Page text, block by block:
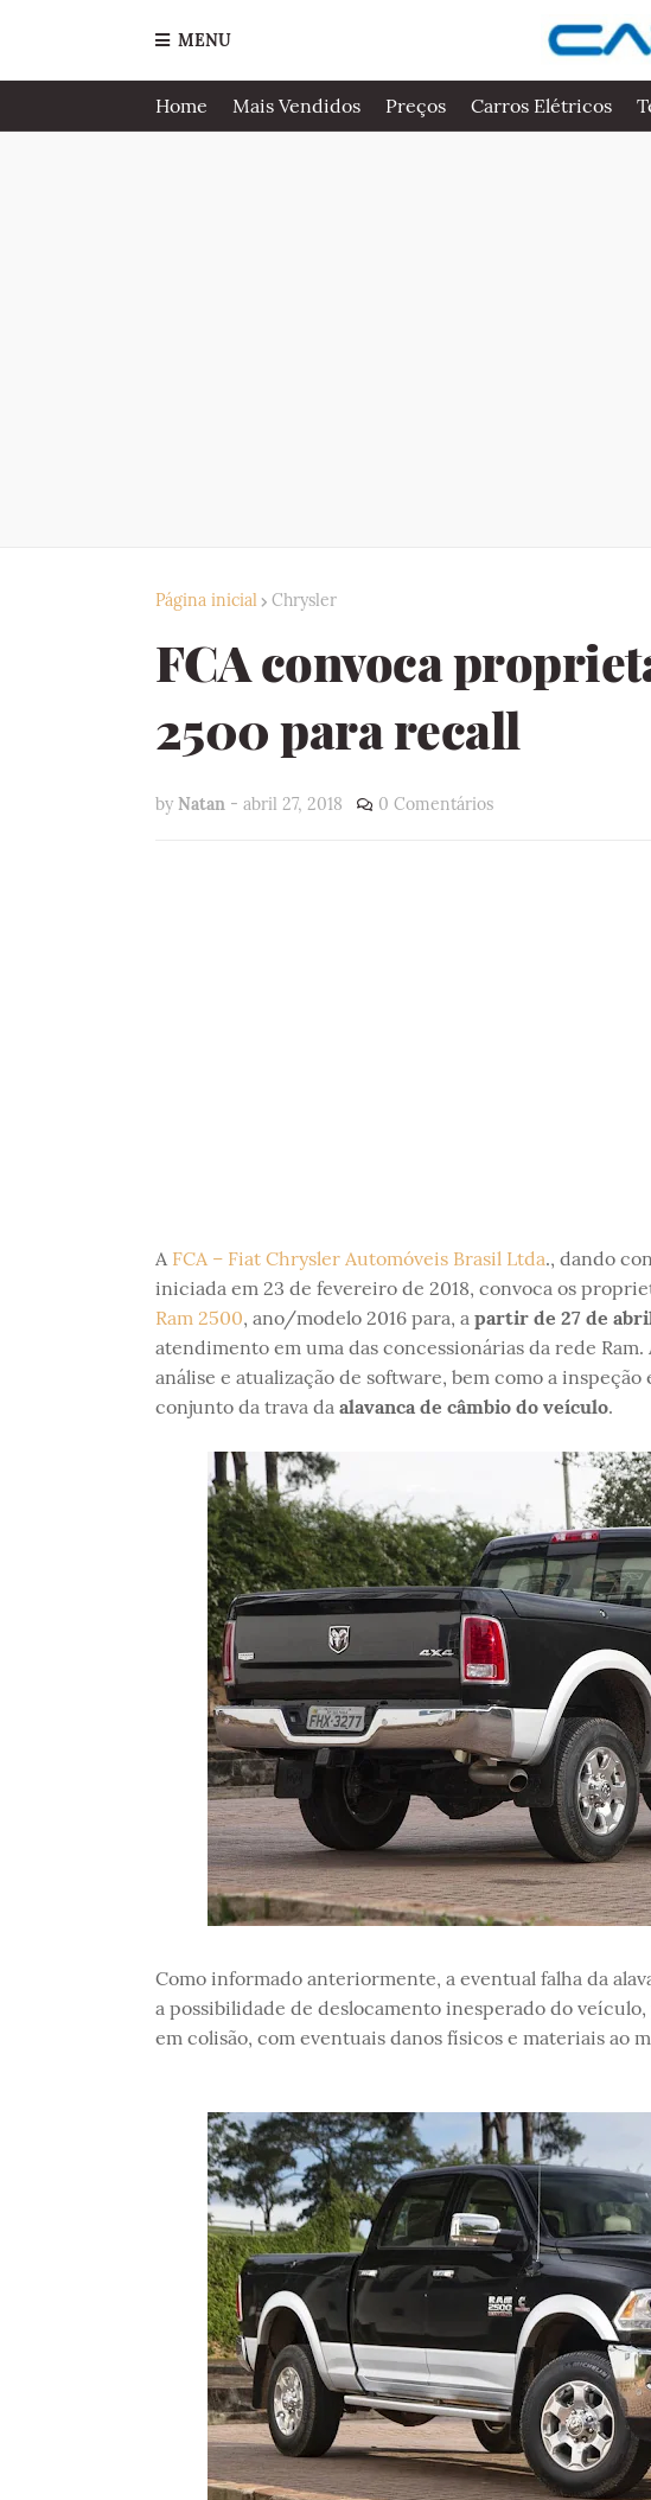
MENU
Home Mais Vendidos Preços Carros Elétricos
Página inicial Chrysler
FCA convoca
2500 para recall
by Natan - abril 27, 2018 0 Comentários
A FCA – Fiat Chrysler Automóveis Brasil Ltda., dando
iniciada em 23 de fevereiro de 2018, convoca os
Ram 2500, ano/modelo 2016 para, apartir de 27 de
atendimento em uma das concessionárias da rede
análise e atualização de software, bem como a
conjunto da trava daalavanca de câmbio do veículo.
Como informado anteriormente, a eventual falha da
a possibilidade de deslocamento inesperado do
em colisão, com eventuais danos físicos e materiais ao